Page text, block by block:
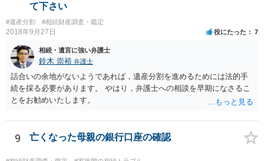
て下さい
#遺産分割 #相続財産調査・鑑定
2018年9月27日 役にたった 7
相続・遺言に強い弁護士
鈴木 崇裕 弁護士
話合いの余地がないようであれば，遺産分割を進めるためには法的手
続を採る必要があります。 やはり，弁護士への相談を早期になさるこ
とをお勧めいたします。
9 亡くなった母親の銀行口座の確認